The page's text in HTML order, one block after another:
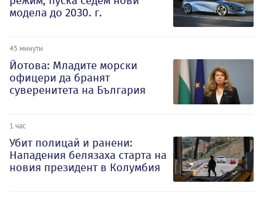
модела до 2030. г.
45 минути
Йотова: Младите морски
офицери да бранят
суверенитета на България
1 час
Убит полицай и ранени:
Нападения белязаха старта на
новия президент в Колумбия